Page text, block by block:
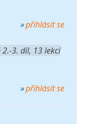
přihlásit se
3. díl, 13 lekcí
přihlásit se